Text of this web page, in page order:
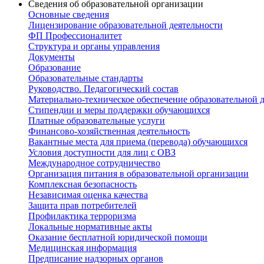
Сведения об образовательной организации
Основные сведения
Лицензирование образовательной деятельности
ФП Профессионалитет
Структура и органы управления
Документы
Образование
Образовательные стандарты
Руководство. Педагогический состав
Материально-техническое обеспечение образовательной
Стипендии и меры поддержки обучающихся
Платные образовательные услуги
Финансово-хозяйственная деятельность
Вакантные места для приема (перевода) обучающихся
Условия доступности для лиц с ОВЗ
Международное сотрудничество
Организация питания в образовательной организации
Комплексная безопасность
Независимая оценка качества
Защита прав потребителей
Профилактика терроризма
Локальные нормативные акты
Оказание бесплатной юридической помощи
Медицинская информация
Предписание надзорных органов